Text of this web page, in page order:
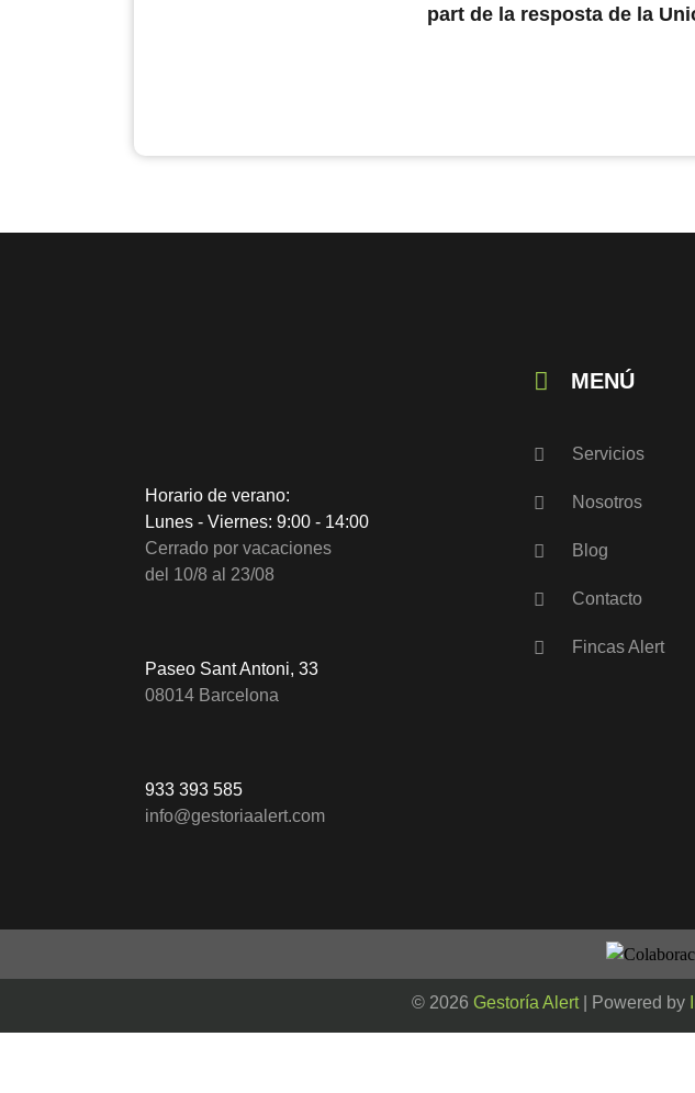
part de la resposta de la
Horario de verano:
Lunes - Viernes: 9:00 - 14:00
Cerrado por vacaciones
del 10/8 al 23/08
Paseo Sant Antoni, 33
08014 Barcelona
933 393 585
info@gestoriaalert.com
MENÚ
Servicios
Nosotros
Blog
Contacto
Fincas Alert
© 2026 Gestoría Alert| Powered by